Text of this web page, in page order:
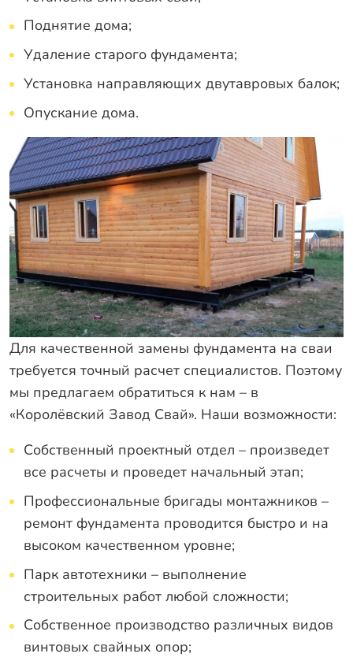
Поднятие дома;
Удаление старого фундамента;
Установка направляющих двутавровых балок;
Опускание дома.
Для качественной замены фундамента на сваи
требуется точный расчет специалистов. Поэтому
мы предлагаем обратиться к нам – в
«Королёвский Завод Свай». Наши возможности:
Собственный проектный отдел – произведет
все расчеты и проведет начальный этап;
Профессиональные бригады монтажников –
ремонт фундамента проводится быстро и на
высоком качественном уровне;
Парк автотехники – выполнение
строительных работ любой сложности;
Собственное производство различных видов
винтовых свайных опор;